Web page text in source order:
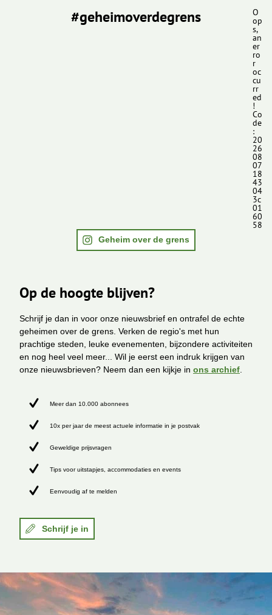
#geheimoverdegrens O
op
s,
an
er
ro
r
oc
cu
rr
ed
!
Co
de
:
20
26
08
07
18
43
04
3c
01
60
58
Geheim over de grens
Op de hoogte blijven?
Schrijf je dan in voor onze nieuwsbrief en ontrafel de echte
geheimen over de grens. Verken de regio's met hun
prachtige steden, leuke evenementen, bijzondere activiteiten
en nog heel veel meer... Wil je eerst een indruk krijgen van
onze nieuwsbrieven? Neem dan een kijkje in ons archief
Meer dan 10.000 abonnees
10x per jaar de meest actuele informatie in je postvak
Geweldige prijsvragen
Tips voor uitstapjes, accommodaties en events
Eenvoudig af te melden
Schrijf je in